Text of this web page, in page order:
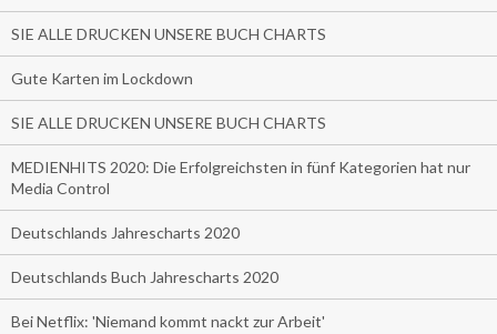
SIE ALLE DRUCKEN UNSERE BUCH CHARTS
Gute Karten im Lockdown
SIE ALLE DRUCKEN UNSERE BUCH CHARTS
MEDIENHITS 2020: Die Erfolgreichsten in fünf Kategorien hat nur
Media Control
Deutschlands Jahrescharts 2020
Deutschlands Buch Jahrescharts 2020
Bei Netflix: 'Niemand kommt nackt zur Arbeit'